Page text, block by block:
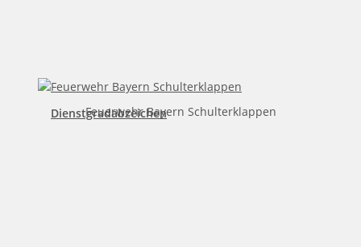
Dienstgradabzeichen
Feuerwehr Bayern Schulterklappen